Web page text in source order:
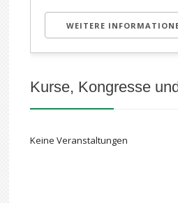
WEITERE
Kurse, Kongresse
Keine Veranstaltungen